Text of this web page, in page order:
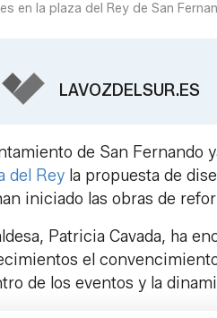
en la plaza del Rey de San
LAVOZDELSUR.ES
de San Fernando
del Rey la propuesta de
iniciado las obras de
Patricia Cavada, ha
el
de los eventos y la